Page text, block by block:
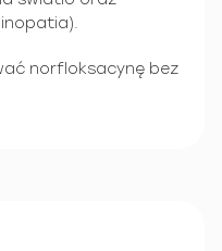
norfloksacynę bez